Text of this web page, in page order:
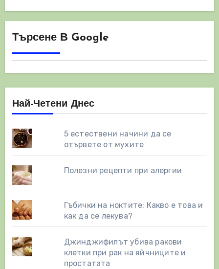
Търсене В Google
Най-Четени Днес
5 естествени начини да се
отървете от мухите
Полезни рецепти при алергии
Гъбички на ноктите: Какво е това и
как да се лекува?
Джинджифилът убива ракови
клетки при рак на яйчниците и
простатата